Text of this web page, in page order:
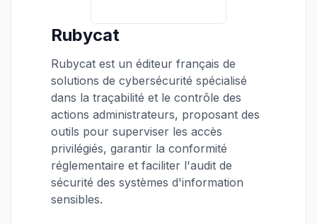
Rubycat
Rubycat est un éditeur français de
solutions de cybersécurité spécialisé
dans la traçabilité et le contrôle des
actions administrateurs, proposant des
outils pour superviser les accès
privilégiés, garantir la conformité
réglementaire et faciliter l'audit de
sécurité des systèmes d'information
sensibles.